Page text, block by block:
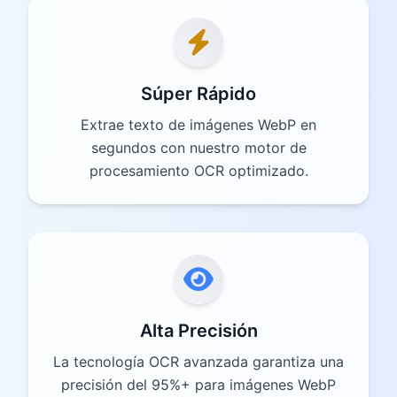
Súper Rápido
Extrae texto de imágenes WebP en
segundos con nuestro motor de
procesamiento OCR optimizado.
Alta Precisión
La tecnología OCR avanzada garantiza una
precisión del 95%+ para imágenes WebP